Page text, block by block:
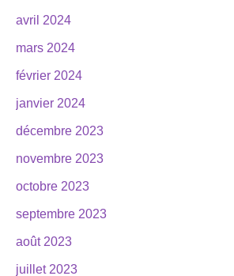
avril 2024
mars 2024
février 2024
janvier 2024
décembre 2023
novembre 2023
octobre 2023
septembre 2023
août 2023
juillet 2023